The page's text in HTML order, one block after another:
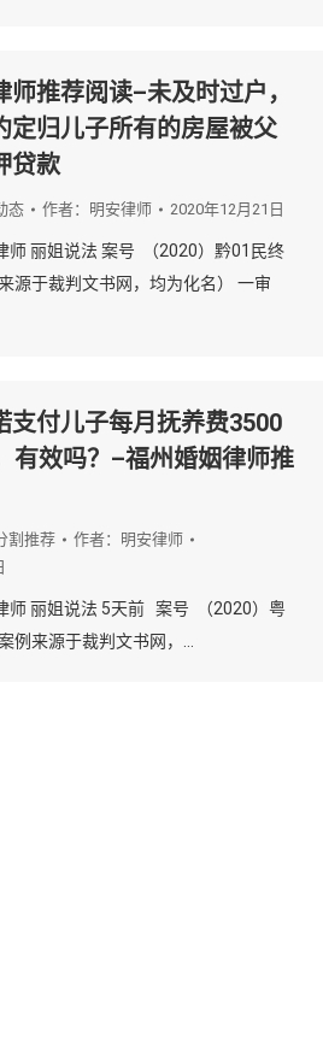
师推荐阅读–未及时过户，
定归儿子所有的房屋被父
贷款
态 作者： 明安律师 2020年12月21日
师 丽姐说法 案号 （2020）黔01民终
源于裁判文书网，均为化名） 一审
支付儿子每月抚养费3500
有效吗？–福州婚姻律师推
割推荐 作者： 明安律师
师 丽姐说法 5天前 案号 （2020）粤
例来源于裁判文书网，…